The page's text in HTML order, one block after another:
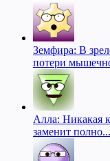
Земфира: В
потери
Алла: Никакая
заменит полно...